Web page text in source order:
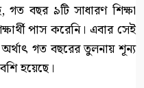
বছর ৯টি সাধারণ শিক্ষা
পাস করেনি। এবার সেই
গত বছরের তুলনায় শূন্য
হয়েছে।